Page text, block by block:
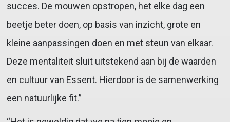
succes. De mouwen opstropen, het elke dag een
beetje beter doen, op basis van inzicht, grote en
kleine aanpassingen doen en met steun van elkaar.
Deze mentaliteit sluit uitstekend aan bij de waarden
en cultuur van Essent. Hierdoor is de samenwerking
een natuurlijke fit.”